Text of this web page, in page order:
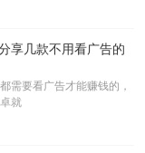
享几款不用看广告的
需要看广告才能赚钱的，
就